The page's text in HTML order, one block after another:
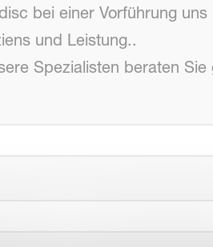
bei einer Vorführung uns
und Leistung..
Spezialisten beraten Sie